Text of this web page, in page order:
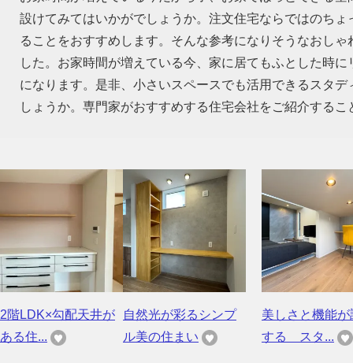
設けてみてはいかがでしょうか。注文住宅ならではのち
ることをおすすめします。そんな参考になりそうなおし
した。お家時間が増えている今、家に居てもふとした時
になります。是非、小さいスペースでも活用できるスタ
しょうか。専門家がおすすめする住宅会社をご紹介するこ
2階LDK×勾配天井が
ある住...
自然光が彩るシンプ
ル美の住まい
美しさと機能が
する スタ...